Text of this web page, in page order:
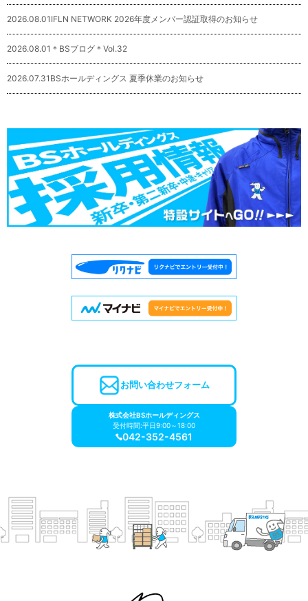
2026.08.01 IFLN NETWORK 2026年度メンバー認証取得のお知らせ
2026.08.01 ＊BSブログ＊Vol.32
2026.07.31 BSホールディングス 夏季休業のお知らせ
お問い合わせフォーム
株式会社BSホールディングス
受付時間:平日9:00～18:00
042-352-4561